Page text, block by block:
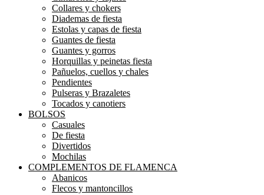
Collares y chokers
Diademas de fiesta
Estolas y capas de fiesta
Guantes de fiesta
Guantes y gorros
Horquillas y peinetas fiesta
Pañuelos, cuellos y chales
Pendientes
Pulseras y Brazaletes
Tocados y canotiers
BOLSOS
Casuales
De fiesta
Divertidos
Mochilas
COMPLEMENTOS DE FLAMENCA
Abanicos
Flecos y mantoncillos